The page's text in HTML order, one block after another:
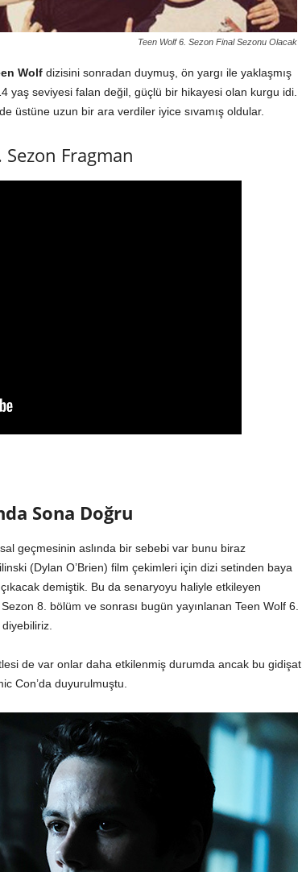
Teen Wolf 6. Sezon Final Sezonu Olacak
Wolfdizisini sonradan duymuş, ön yargı ile yaklaşmış
yaş seviyesi falan değil, güçlü bir hikayesi olan kurgu idi.
üstüne uzun bir ara verdiler iyice sıvamış oldular.
Fragman
Sona Doğru
geçmesinin aslında bir sebebi var bunu biraz
(Dylan O’Brien) film çekimleri için dizi setinden baya
demiştik. Bu da senaryoyu haliyle etkileyen
8. bölüm ve sonrası bugün yayınlanan Teen Wolf 6.
de var onlar daha etkilenmiş durumda ancak bu gidişat
Con’da duyurulmuştu.